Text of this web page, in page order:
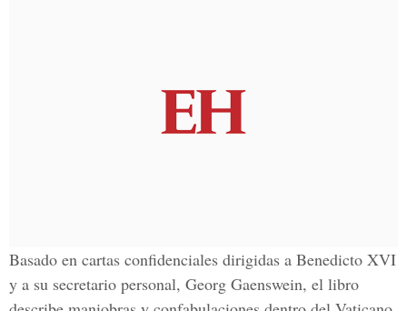
Basado en cartas confidenciales dirigidas a Benedicto XVI
y a su secretario personal, Georg Gaenswein, el libro